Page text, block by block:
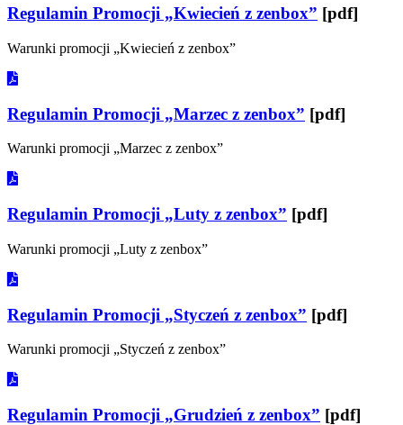
Regulamin Promocji „Kwiecień z zenbox” [pdf]
Warunki promocji „Kwiecień z zenbox”
Regulamin Promocji „Marzec z zenbox” [pdf]
Warunki promocji „Marzec z zenbox”
Regulamin Promocji „Luty z zenbox” [pdf]
Warunki promocji „Luty z zenbox”
Regulamin Promocji „Styczeń z zenbox” [pdf]
Warunki promocji „Styczeń z zenbox”
Regulamin Promocji „Grudzień z zenbox” [pdf]